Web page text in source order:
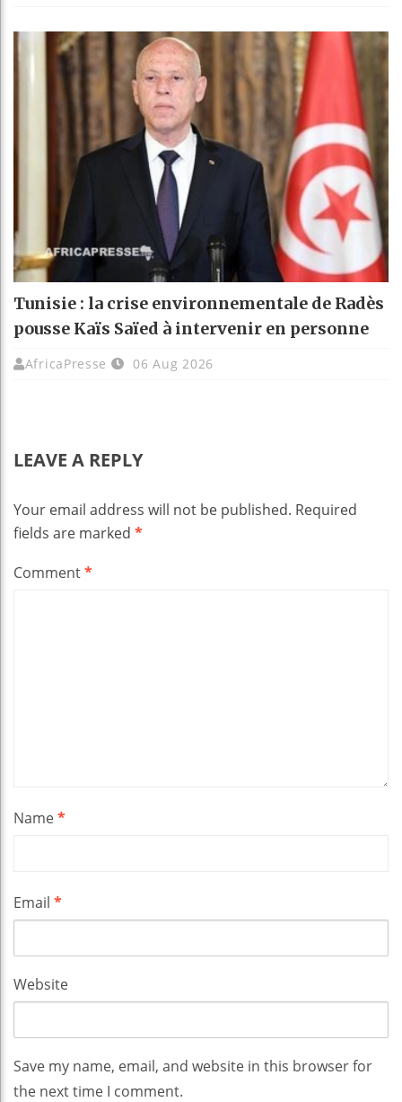
Tunisie : la crise environnementale de Radès
pousse Kaïs Saïed à intervenir en personne
AfricaPresse 06 Aug 2026
LEAVE A REPLY
Your email address will not be published. Required
fields are marked *
Comment*
Name*
Email *
Website
Save my name, email, and website in this browser for
the next time I comment.